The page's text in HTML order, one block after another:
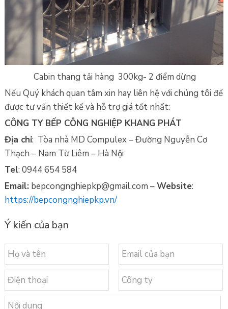
Cabin thang tải hàng 300kg- 2 điểm dừng
Nếu Quý khách quan tâm xin hay liên hệ với chúng tôi để
được tư vấn thiết kế và hỗ trợ giá tốt nhất:
CÔNG TY BẾP CÔNG NGHIỆP KHANG PHÁT
Địa chỉ: Tòa nhà MD Compulex – Đường Nguyễn Cơ
Thạch – Nam Từ Liêm – Hà Nội
Tel: 0944 654 584
Email:bepcongnghiepkp@gmail.com –Website:
https://bepcongnghiepkp.vn/
Ý kiến của bạn